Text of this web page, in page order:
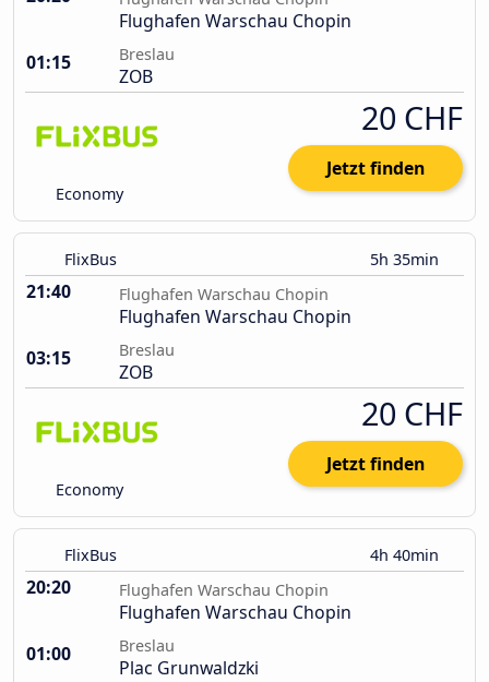
Flughafen Warschau Chopin
01:15
Breslau
ZOB
Economy
20 CHF
Jetzt finden
FlixBus 5h 35min
21:40 Flughafen Warschau Chopin
Flughafen Warschau Chopin
03:15
Breslau
ZOB
Economy
20 CHF
Jetzt finden
FlixBus 4h 40min
20:20 Flughafen Warschau Chopin
Flughafen Warschau Chopin
01:00
Breslau
Plac Grunwaldzki